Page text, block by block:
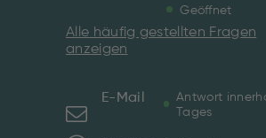
Geöffnet
Alle häufig gestellten Fragen
anzeigen
E-Mail
Antwort
Tages